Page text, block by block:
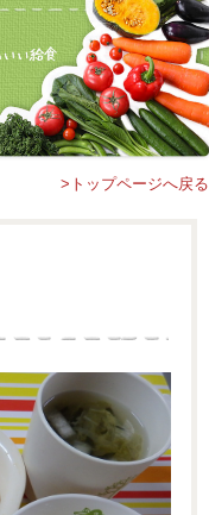
>トップページへ戻る